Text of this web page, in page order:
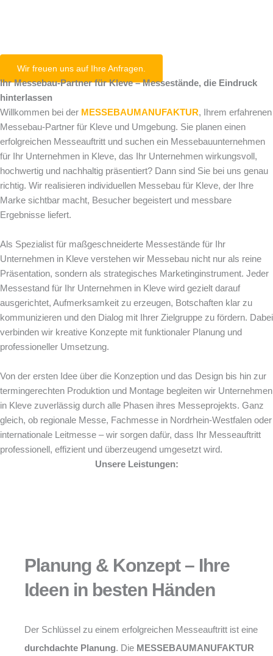
Wir freuen uns auf Ihre Anfragen.
Ihr Messebau-Partner für Kleve – Messestände, die Eindruck
hinterlassen
Willkommen bei der MESSEBAUMANUFAKTUR, Ihrem erfahrenen
Messebau-Partner für Kleve und Umgebung. Sie planen einen
erfolgreichen Messeauftritt und suchen ein Messebauunternehmen
für Ihr Unternehmen in Kleve, das Ihr Unternehmen wirkungsvoll,
hochwertig und nachhaltig präsentiert? Dann sind Sie bei uns genau
richtig. Wir realisieren individuellen Messebau für Kleve, der Ihre
Marke sichtbar macht, Besucher begeistert und messbare
Ergebnisse liefert.
Als Spezialist für maßgeschneiderte Messestände für Ihr
Unternehmen in Kleve verstehen wir Messebau nicht nur als reine
Präsentation, sondern als strategisches Marketinginstrument. Jeder
Messestand für Ihr Unternehmen in Kleve wird gezielt darauf
ausgerichtet, Aufmerksamkeit zu erzeugen, Botschaften klar zu
kommunizieren und den Dialog mit Ihrer Zielgruppe zu fördern. Dabei
verbinden wir kreative Konzepte mit funktionaler Planung und
professioneller Umsetzung.
Von der ersten Idee über die Konzeption und das Design bis hin zur
termingerechten Produktion und Montage begleiten wir Unternehmen
in Kleve zuverlässig durch alle Phasen ihres Messeprojekts. Ganz
gleich, ob regionale Messe, Fachmesse in Nordrhein-Westfalen oder
internationale Leitmesse – wir sorgen dafür, dass Ihr Messeauftritt
professionell, effizient und überzeugend umgesetzt wird.
Unsere Leistungen:
Planung & Konzept – Ihre
Ideen in besten Händen
Der Schlüssel zu einem erfolgreichen Messeauftritt ist eine
durchdachte Planung. Die MESSEBAUMANUFAKTUR